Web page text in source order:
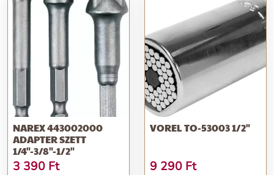
NAREX 443002000
ADAPTER SZETT
1/4"-3/8"-1/2"
3 390 Ft
VOREL TO-53003 1/2"
9 290 Ft